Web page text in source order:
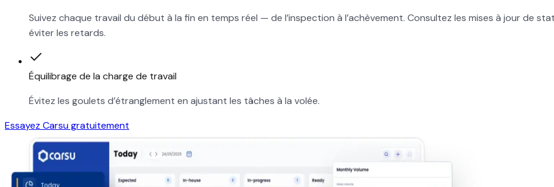
Suivez chaque travail du début à la fin en temps réel — de l’inspection à l’achèvement. Consultez les mises à jour de
éviter les retards.
Équilibrage de la charge de travail
Évitez les goulets d’étranglement en ajustant les tâches à la volée.
Essayez Carsu gratuitement